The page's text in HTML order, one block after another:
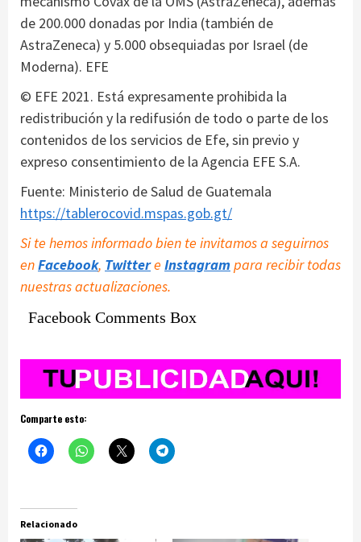
de 200.000 donadas por India (también de
AstraZeneca) y 5.000 obsequiadas por Israel (de
Moderna). EFE
© EFE 2021. Está expresamente prohibida la
redistribución y la redifusión de todo o parte de los
contenidos de los servicios de Efe, sin previo y
expreso consentimiento de la Agencia EFE S.A.
Fuente: Ministerio de Salud de Guatemala
https://tablerocovid.mspas.gob.gt/
Si te hemos informado bien te invitamos a seguirnos
enFacebook, Twittere Instagram para recibir todas
nuestras actualizaciones.
Facebook Comments Box
Comparte esto:
Relacionado